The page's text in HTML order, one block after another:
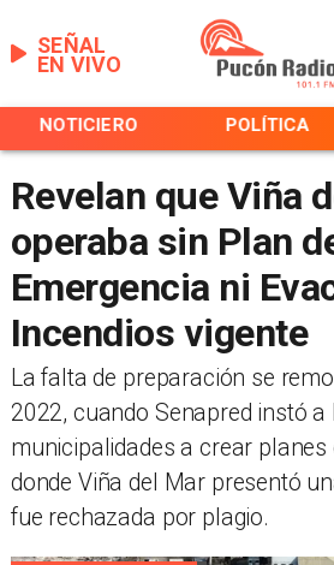
EN VIVO
SEÑAL
NOTICIERO POLÍTICA
Revelan que Viña
operaba sin Plan
Emergencia ni
Incendios vigente
La falta de preparación se
2022, cuando Senapred instó a
municipalidades a crear planes
donde Viña del Mar presentó
fue rechazada por plagio.